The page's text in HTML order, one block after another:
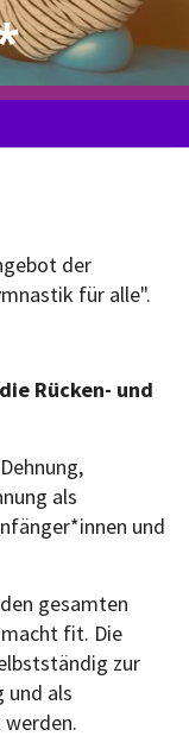
der
für alle".
Rücken- und
als
und
gesamten
fit. Die
zur
und als